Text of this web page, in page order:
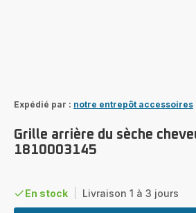
Expédié par : notre entrepôt accessoires
Grille arrière du sèche
1810003145
En stock Livraison 1 à 3 jours